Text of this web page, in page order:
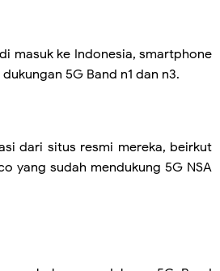
masuk ke Indonesia, smartphone
5G Band n1 dan n3.
dari situs resmi mereka, beirkut
yang sudah mendukung 5G NSA